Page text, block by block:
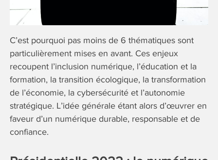
C’est pourquoi pas moins de 6 thématiques sont
particulièrement mises en avant. Ces enjeux
recoupent l’inclusion numérique, l’éducation et la
formation, la transition écologique, la transformation
de l’économie, la cybersécurité et l’autonomie
stratégique. L’idée générale étant alors d’œuvrer en
faveur d’un numérique durable, responsable et de
confiance.